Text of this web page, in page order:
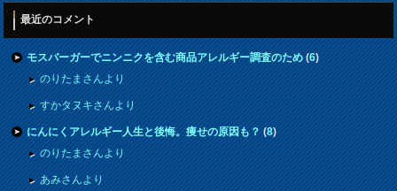
最近のコメント
モスバーガーでニンニクを含む商品アレルギー調査のため(6)
のりたまさんより
すかタヌキさんより
にんにくアレルギー人生と後悔。痩せの原因も？(8)
のりたまさんより
あみさんより